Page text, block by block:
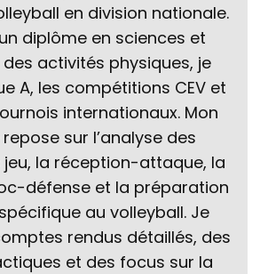
en division nationale.
diplôme en sciences et
activités physiques, je
A, les compétitions CEV et
internationaux. Mon
sur l’analyse des
la réception-attaque, la
défense et la préparation
au volleyball. Je
rendus détaillés, des
et des focus sur la